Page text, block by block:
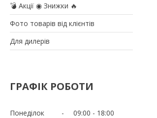
💣 Акції ◉ Знижки 🔥
Фото товарів від клієнтів
Для дилерів
ГРАФІК РОБОТИ
Понеділок 09:00
18:00